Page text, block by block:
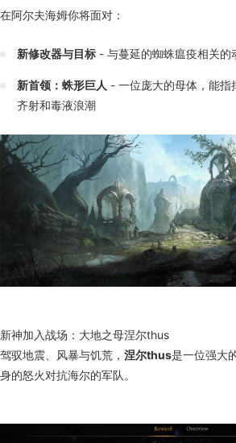
在阿尔夫海姆你将面对：
新修改器与目标 - 与蔓延的蜘蛛瘟疫相关的
新首领：蛛形巨人 - 一位庞大的母体，能指
齐射和毒液浪潮
新神加入战场：大地之母涅尔thus
驾驭地震、风暴与饥荒， 涅尔thus是一位强大
身的怒火对抗海尔的军队。